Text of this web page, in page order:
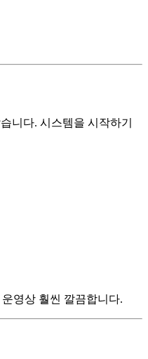
니다. 시스템을 시작하기
영상 훨씬 깔끔합니다.